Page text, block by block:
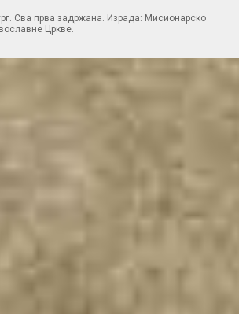
Сва прва задржана. Израда: Мисионарско
Цркве.